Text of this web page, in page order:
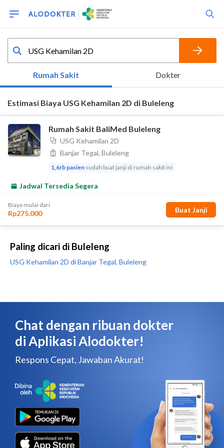
Paling dicari di Buleleng
USG Kehamilan 2D di Banjar Tegal, Buleleng